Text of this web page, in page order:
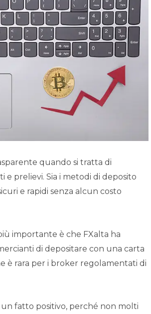
quando si tratta di
e prelievi. Sia i metodi di deposito
e rapidi senza alcun costo
importante è che FXalta ha
di depositare con una carta
è rara per i broker regolamentati di
un fatto positivo, perché non molti